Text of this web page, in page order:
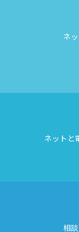
ネ
ネットと
相